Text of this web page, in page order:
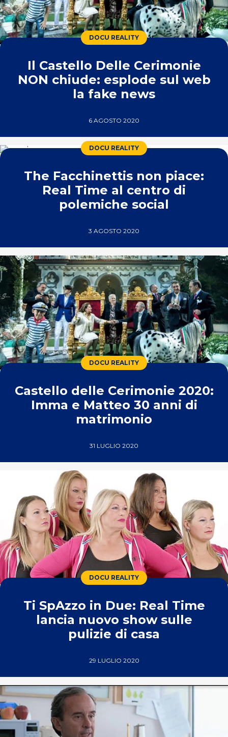
DOCU REALITY
Il Castello Delle Cerimonie
NON chiude: esplode sul web
la fake news
6 AGOSTO 2020
DOCU REALITY
The Facchinettis non piace:
Real Time al centro di
polemiche social
3 AGOSTO 2020
DOCU REALITY
Castello delle Cerimonie 2020:
Imma e Matteo 30 anni di
matrimonio
31 LUGLIO 2020
DOCU REALITY
Ti SpAzzo in Due: Real Time
lancia nuovo show sulle
pulizie di casa
29 LUGLIO 2020